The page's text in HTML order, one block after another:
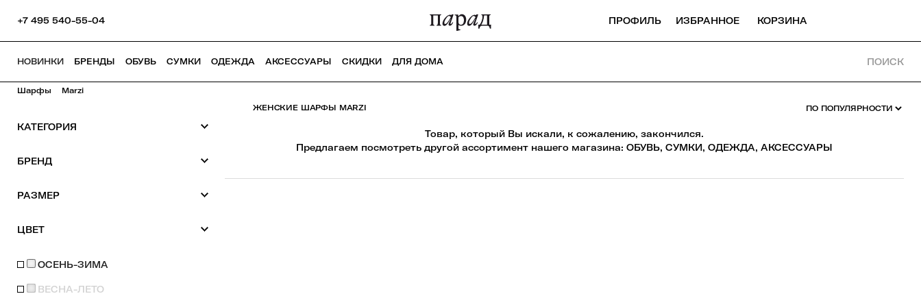
+7 495 540-55-04 ПРОФИЛЬ ИЗБРАННОЕ КОРЗИНА
НОВИНКИ БРЕНДЫ ОБУВЬ СУМКИ ОДЕЖДА АКСЕССУАРЫ СКИДКИ ДЛЯ ДОМА ПОИСК
Шарфы
Marzi
ЖЕНСКИЕ ШАРФЫ MARZI
КАТЕГОРИЯ
БРЕНД
РАЗМЕР
ЦВЕТ
ОСЕНЬ-ЗИМА
ВЕСНА-ЛЕТО
Товар, который Вы искали, к сожалению, закончился.
Предлагаем посмотреть другой ассортимент нашего магазина: ОБУВЬ, СУМКИ, ОДЕЖДА, АКСЕССУАРЫ